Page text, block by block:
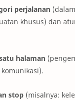
perjalanan
khusus) dan
halaman
stop (misalnya: